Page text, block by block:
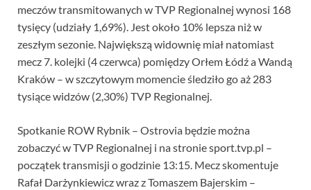
meczów transmitowanych w TVP Regionalnej wynosi 168
tysięcy (udziały 1,69%). Jest około 10% lepsza niż w
zeszłym sezonie. Największą widownię miał natomiast
mecz 7. kolejki (4 czerwca) pomiędzy Orłem Łódź a Wandą
Kraków – w szczytowym momencie śledziło go aż 283
tysiące widzów (2,30%) TVP Regionalnej.
Spotkanie ROW Rybnik – Ostrovia będzie można
zobaczyć w TVP Regionalnej i na stronie sport.tvp.pl –
początek transmisji o godzinie 13:15. Mecz skomentuje
Rafał Darżynkiewicz wraz z Tomaszem Bajerskim –